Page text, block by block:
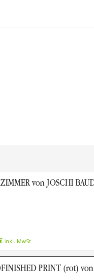
von JOSCHI
inkl. MwSt
PRINT (rot) von